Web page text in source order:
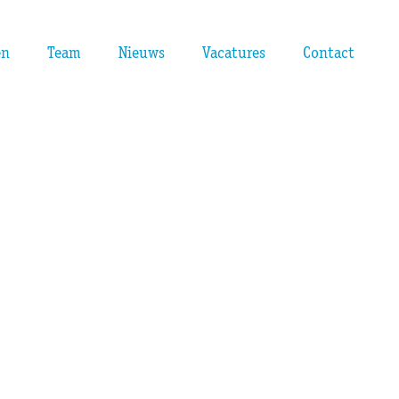
Team Nieuws Vacatures Contact